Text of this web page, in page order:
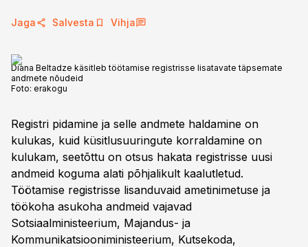
Jaga Salvesta Vihja
Diana Beltadze käsitleb töötamise registrisse lisatavate täpsemate
andmete nõudeid
Foto: erakogu
Registri pidamine ja selle andmete haldamine on
kulukas, kuid küsitlusuuringute korraldamine on
kulukam, seetõttu on otsus hakata registrisse uusi
andmeid koguma alati põhjalikult kaalutletud.
Töötamise registrisse lisanduvaid ametinimetuse ja
töökoha asukoha andmeid vajavad
Sotsiaalministeerium, Majandus- ja
Kommunikatsiooniministeerium, Kutsekoda,